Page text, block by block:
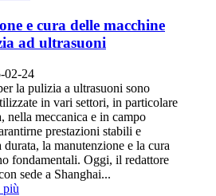
e cura delle macchine
ad ultrasuoni
02-24
la pulizia a ultrasuoni sono
in vari settori, in particolare
nella meccanica e in campo
prestazioni stabili e
la manutenzione e la cura
fondamentali. Oggi, il redattore
sede a Shanghai...
più